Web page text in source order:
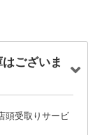
ございま
頭受取りサービ